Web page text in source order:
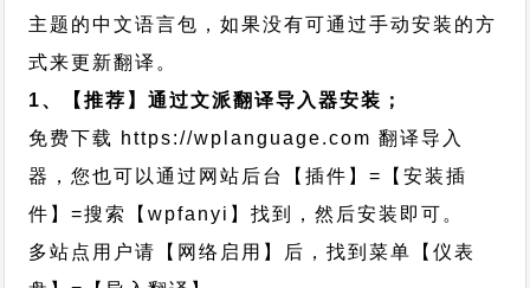
主题的中文语言包，如果没有可通过手动安装的方
式来更新翻译。
1、【推荐】通过文派翻译导入器安装；
免费下载 https://wplanguage.com 翻译导入
器，您也可以通过网站后台【插件】=【安装插
件】=搜索【wpfanyi】找到，然后安装即可。
多站点用户请【网络启用】后，找到菜单【仪表